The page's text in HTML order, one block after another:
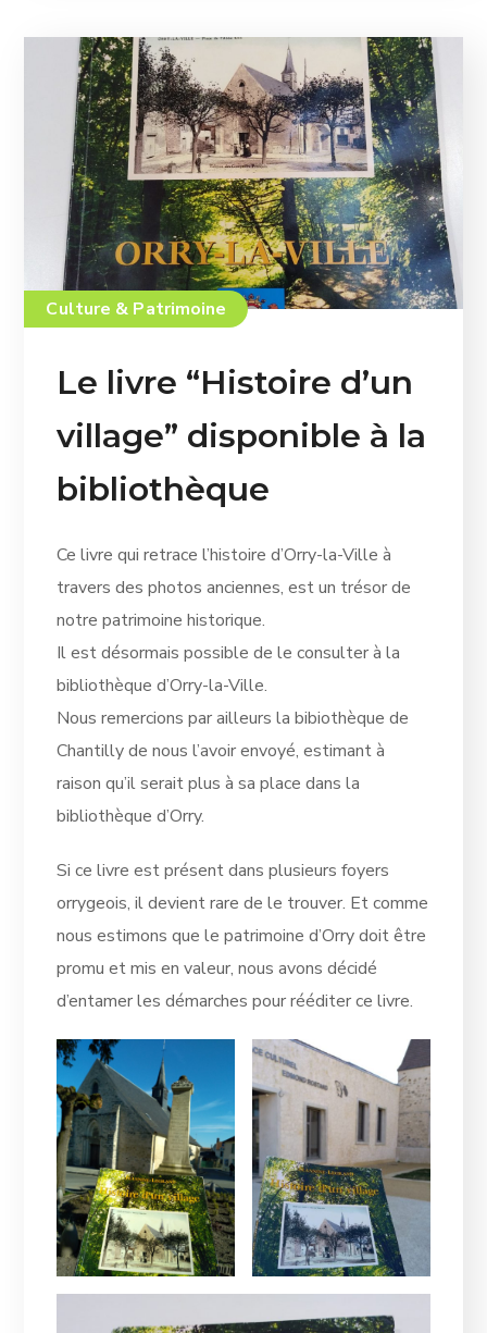
Culture & Patrimoine
Le livre “Histoire d’un
village” disponible à la
bibliothèque
Ce livre qui retrace l’histoire d’Orry-la-Ville à
travers des photos anciennes, est un trésor de
notre patrimoine historique.
Il est désormais possible de le consulter à la
bibliothèque d’Orry-la-Ville.
Nous remercions par ailleurs la bibiothèque de
Chantilly de nous l’avoir envoyé, estimant à
raison qu’il serait plus à sa place dans la
bibliothèque d’Orry.
Si ce livre est présent dans plusieurs foyers
orrygeois, il devient rare de le trouver. Et comme
nous estimons que le patrimoine d’Orry doit être
promu et mis en valeur, nous avons décidé
d’entamer les démarches pour rééditer ce livre.